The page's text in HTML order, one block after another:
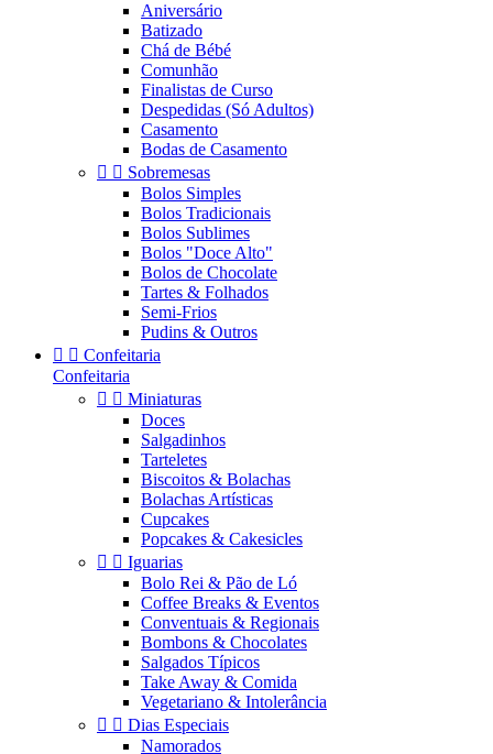
Aniversário
Batizado
Chá de Bébé
Comunhão
Finalistas de Curso
Despedidas (Só Adultos)
Casamento
Bodas de Casamento
  Sobremesas
Bolos Simples
Bolos Tradicionais
Bolos Sublimes
Bolos "Doce Alto"
Bolos de Chocolate
Tartes & Folhados
Semi-Frios
Pudins & Outros
  Confeitaria
Confeitaria
  Miniaturas
Doces
Salgadinhos
Tarteletes
Biscoitos & Bolachas
Bolachas Artísticas
Cupcakes
Popcakes & Cakesicles
  Iguarias
Bolo Rei & Pão de Ló
Coffee Breaks & Eventos
Conventuais & Regionais
Bombons & Chocolates
Salgados Típicos
Take Away & Comida
Vegetariano & Intolerância
  Dias Especiais
Namorados